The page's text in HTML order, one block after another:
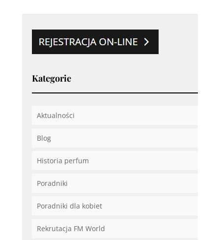
Kategorie
Aktualności
Blog
Historia perfum
Poradniki
Poradniki dla kobiet
Rekrutacja FM World